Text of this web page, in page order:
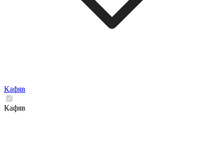
Кафяв
Кафяв